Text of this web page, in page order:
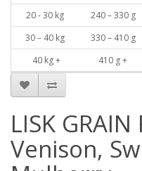
20 - 30 kg
240 – 330 g
30 – 40 kg
330 – 410 g
40 kg +
410 g +
LISK GRAIN
Venison,